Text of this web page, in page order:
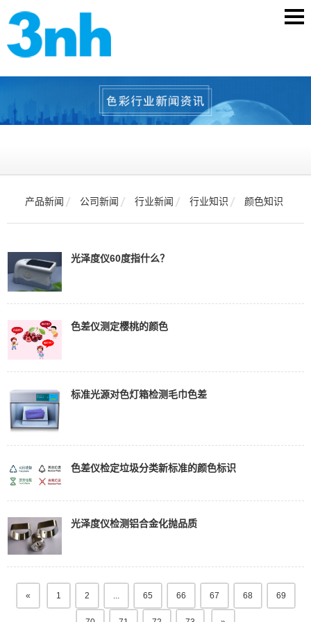
产品新闻 公司新闻 行业新闻 行业知识 颜色知识
光泽度仪60度指什么？
色差仪测定樱桃的颜色
标准光源对色灯箱检测毛巾色差
色差仪检定垃圾分类新标准的颜色标识
光泽度仪检测铝合金化抛品质
« 1 2 ... 65 66 67 68 69